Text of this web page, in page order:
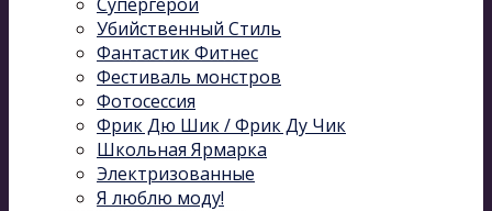
Убийственный Стиль
Фантастик Фитнес
Фестиваль монстров
Фотосессия
Фрик Дю Шик / Фрик Ду Чик
Школьная Ярмарка
Электризованные
Я люблю моду!